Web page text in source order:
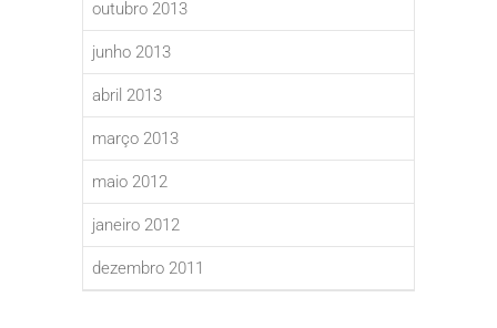
outubro 2013
junho 2013
abril 2013
março 2013
maio 2012
janeiro 2012
dezembro 2011